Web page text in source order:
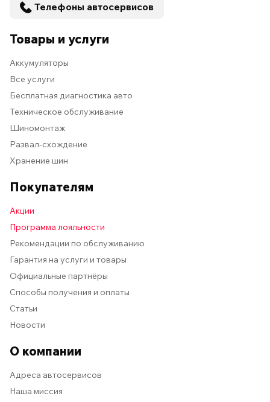
Телефоны автосервисов
Товары и услуги
Аккумуляторы
Все услуги
Бесплатная диагностика авто
Техническое обслуживание
Шиномонтаж
Развал-схождение
Хранение шин
Покупателям
Акции
Программа лояльности
Рекомендации по обслуживанию
Гарантия на услуги и товары
Официальные партнёры
Способы получения и оплаты
Статьи
Новости
О компании
Адреса автосервисов
Наша миссия